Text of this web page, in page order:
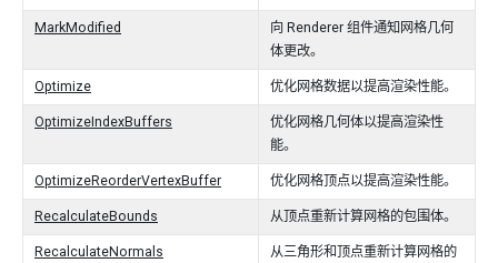
MarkModified
向 Renderer 组件通知网格几何
体更改。
Optimize 优化网格数据以提高渲染性能。
OptimizeIndexBuffers
优化网格几何体以提高渲染性
能。
OptimizeReorderVertexBuffer 优化网格顶点以提高渲染性能。
RecalculateBounds 从顶点重新计算网格的包围体。
RecalculateNormals
从三角形和顶点重新计算网格的